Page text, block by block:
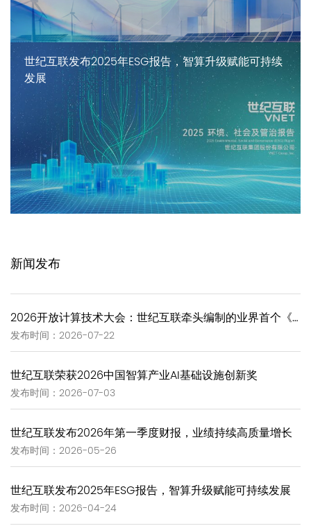
世纪互联发布2025年ESG报告，智算升级赋能可持续
发展
新闻发布
发布时间：2026-07-22
世纪互联荣获2026中国智算产业AI基础设施创新奖
发布时间：2026-07-03
世纪互联发布2026年第一季度财报，业绩持续高质量增长
发布时间：2026-05-26
世纪互联发布2025年ESG报告，智算升级赋能可持续发展
发布时间：2026-04-24